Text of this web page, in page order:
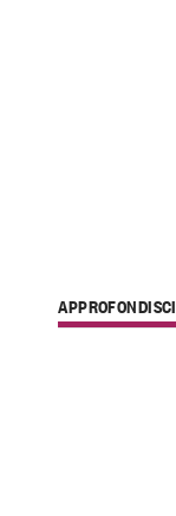
APPROFONDISCI